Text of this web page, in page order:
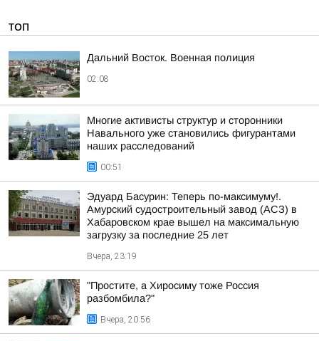
ТОП
Дальний Восток. Военная полиция
02:08
Многие активисты структур и сторонники
Навального уже становились фигурантами
наших расследований
00:51
Эдуард Басурин: Теперь по-максимуму!.
Амурский судостроительный завод (АСЗ) в
Хабаровском крае вышел на максимальную
загрузку за последние 25 лет
Вчера, 23:19
"Простите, а Хиросиму тоже Россия
разбомбила?"
Вчера, 20:56